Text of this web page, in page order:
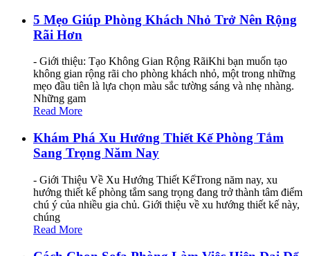
5 Mẹo Giúp Phòng Khách Nhỏ Trở Nên Rộng
Rãi Hơn
- Giới thiệu: Tạo Không Gian Rộng RãiKhi bạn muốn tạo
không gian rộng rãi cho phòng khách nhỏ, một trong những
mẹo đầu tiên là lựa chọn màu sắc tường sáng và nhẹ nhàng.
Những gam
Read More
Khám Phá Xu Hướng Thiết Kế Phòng Tắm
Sang Trọng Năm Nay
- Giới Thiệu Về Xu Hướng Thiết KếTrong năm nay, xu
hướng thiết kế phòng tắm sang trọng đang trở thành tâm điểm
chú ý của nhiều gia chủ. Giới thiệu về xu hướng thiết kế này,
chúng
Read More